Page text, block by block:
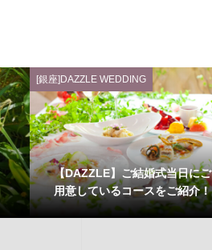
[銀座]DAZZLE WEDDING
【DAZZLE】ご結婚式当日にご
用意しているコースをご紹介！